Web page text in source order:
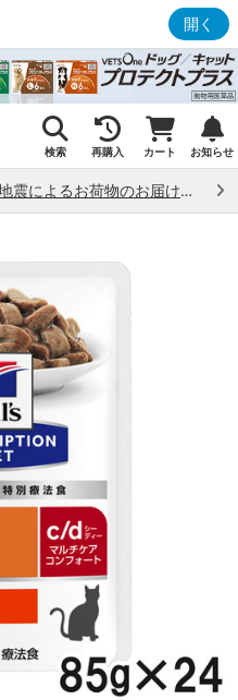
開く
検索 再購入 カート お知らせ
熊本県熊本地方で発生した地震によるお荷物のお届け状況について （7/28）